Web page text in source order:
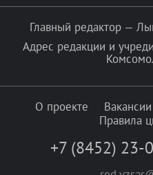
Главный редактор —
Адрес редакции и
О проекте Вакансии
Правила
+7 (8452) 23-